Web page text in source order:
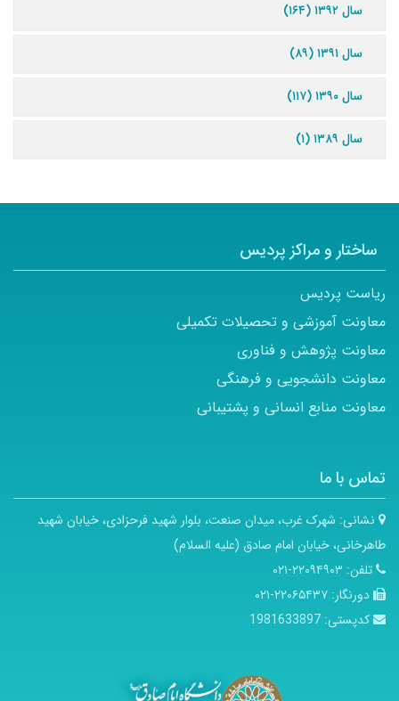
سال ۱۳۹۲ (۱۶۴)
سال ۱۳۹۱ (۸۹)
سال ۱۳۹۰ (۱۱۷)
سال ۱۳۸۹ (۱)
ساختار و مراکز پردیس
ریاست پردیس
معاونت آموزشی و تحصیلات تکمیلی
معاونت پژوهش و فناوری
معاونت دانشجویی و فرهنگی
معاونت منابع انسانی و پشتیبانی
تماس با ما
نشانی: شهرک غرب، میدان صنعت، بلوار شهید فرحزادی، خیابان شهید
طاهرخانی، خیابان امام صادق (علیه السلام)
تلفن: ۲۲۰۹۴۹۰۳-۰۲۱
دورنگار: ۲۲۰۶۵۴۳۷-۰۲۱
کدپستی: 1981633897